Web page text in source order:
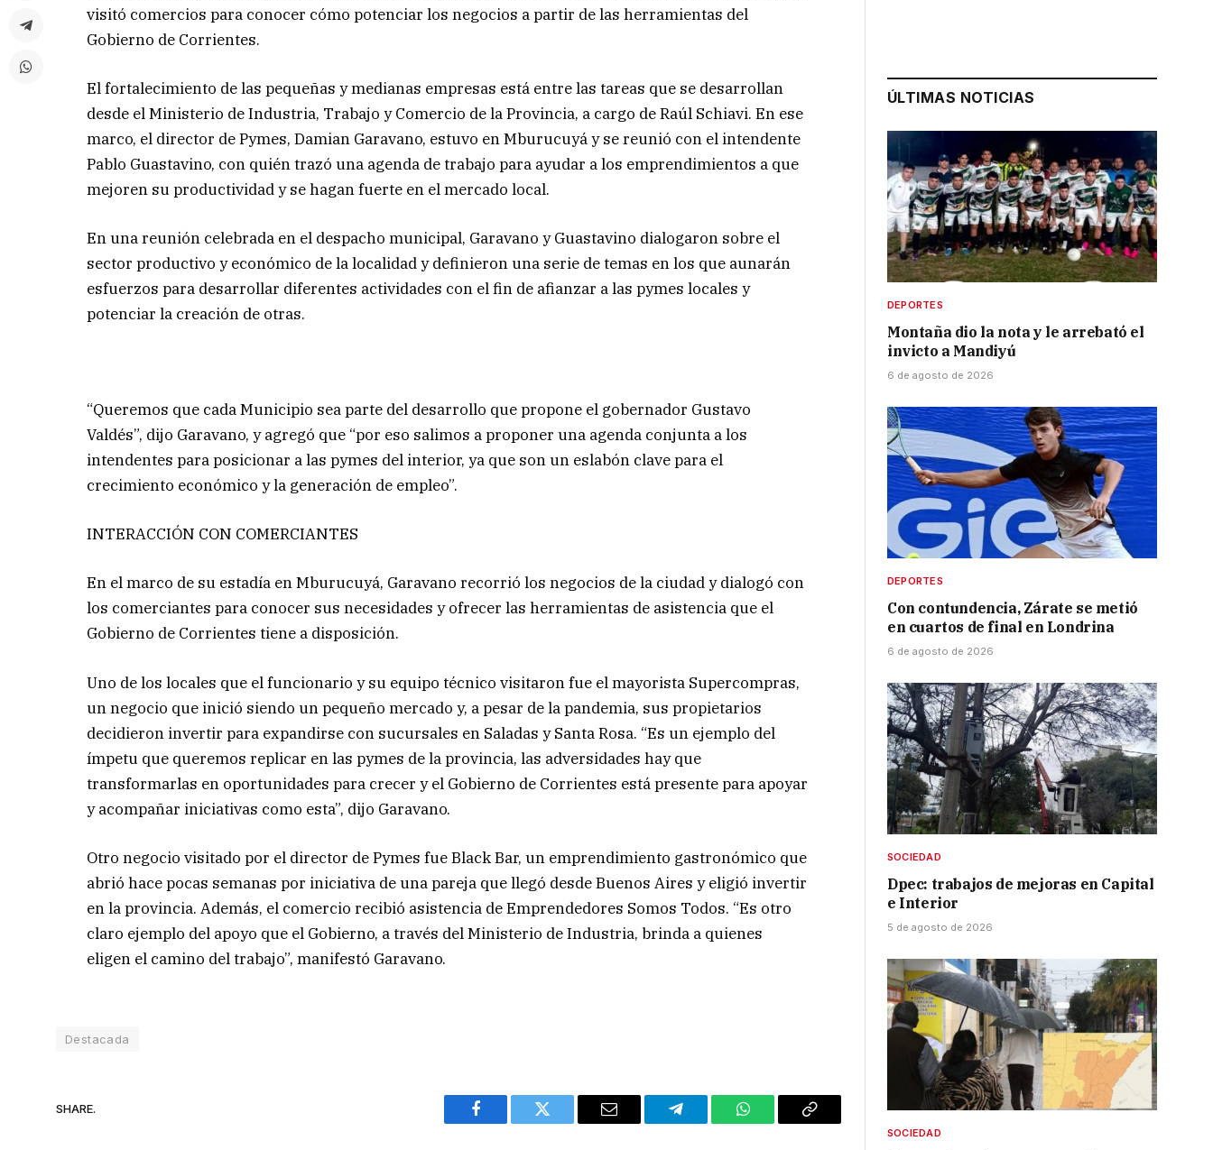
visitó comercios para conocer cómo potenciar los negocios a partir de las herramientas del
Gobierno de Corrientes.
El fortalecimiento de las pequeñas y medianas empresas está entre las tareas que se desarrollan
desde el Ministerio de Industria, Trabajo y Comercio de la Provincia, a cargo de Raúl Schiavi. En ese
marco, el director de Pymes, Damian Garavano, estuvo en Mburucuyá y se reunió con el intendente
Pablo Guastavino, con quién trazó una agenda de trabajo para ayudar a los emprendimientos a que
mejoren su productividad y se hagan fuerte en el mercado local.
En una reunión celebrada en el despacho municipal, Garavano y Guastavino dialogaron sobre el
sector productivo y económico de la localidad y definieron una serie de temas en los que aunarán
esfuerzos para desarrollar diferentes actividades con el fin de afianzar a las pymes locales y
potenciar la creación de otras.
“Queremos que cada Municipio sea parte del desarrollo que propone el gobernador Gustavo
Valdés”, dijo Garavano, y agregó que “por eso salimos a proponer una agenda conjunta a los
intendentes para posicionar a las pymes del interior, ya que son un eslabón clave para el
crecimiento económico y la generación de empleo”.
INTERACCIÓN CON COMERCIANTES
En el marco de su estadía en Mburucuyá, Garavano recorrió los negocios de la ciudad y dialogó con
los comerciantes para conocer sus necesidades y ofrecer las herramientas de asistencia que el
Gobierno de Corrientes tiene a disposición.
Uno de los locales que el funcionario y su equipo técnico visitaron fue el mayorista Supercompras,
un negocio que inició siendo un pequeño mercado y, a pesar de la pandemia, sus propietarios
decidieron invertir para expandirse con sucursales en Saladas y Santa Rosa. “Es un ejemplo del
ímpetu que queremos replicar en las pymes de la provincia, las adversidades hay que
transformarlas en oportunidades para crecer y el Gobierno de Corrientes está presente para apoyar
y acompañar iniciativas como esta”, dijo Garavano.
Otro negocio visitado por el director de Pymes fue Black Bar, un emprendimiento gastronómico que
abrió hace pocas semanas por iniciativa de una pareja que llegó desde Buenos Aires y eligió invertir
en la provincia. Además, el comercio recibió asistencia de Emprendedores Somos Todos. “Es otro
claro ejemplo del apoyo que el Gobierno, a través del Ministerio de Industria, brinda a quienes
eligen el camino del trabajo”, manifestó Garavano.
Destacada
SHARE.
Facebook Twitter Email Telegram WhatsAppCopy
ÚLTIMAS NOTICIAS
DEPORTES
Montaña dio la nota y le arrebató el
invicto a Mandiyú
6 de agosto de 2026
DEPORTES
Con contundencia, Zárate se metió
en cuartos de final en Londrina
6 de agosto de 2026
SOCIEDAD
Dpec: trabajos de mejoras en Capital
e Interior
5 de agosto de 2026
SOCIEDAD